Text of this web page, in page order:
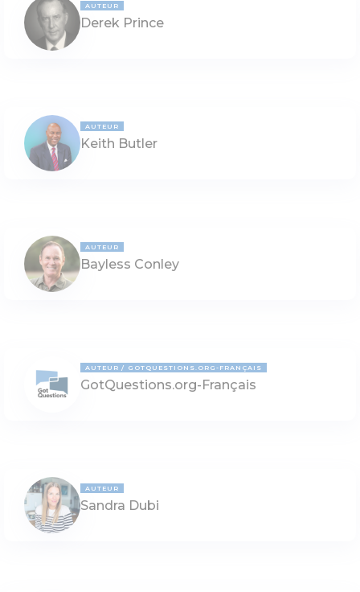
AUTEUR
Derek Prince
AUTEUR
Keith Butler
AUTEUR
Bayless Conley
AUTEUR GOTQUESTIONS.ORG-FRANÇAIS
GotQuestions.org-Français
AUTEUR
Sandra Dubi